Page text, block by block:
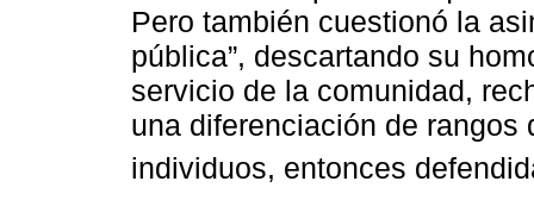
Pero también cuestionó la
pública”, descartando su
servicio de la comunidad,
una diferenciación de
individuos, entonces